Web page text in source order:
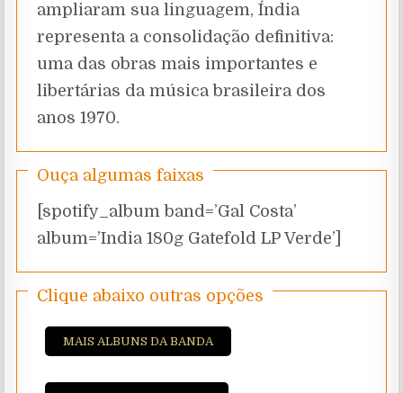
ampliaram sua linguagem, Índia
representa a consolidação definitiva:
uma das obras mais importantes e
libertárias da música brasileira dos
anos 1970.
Ouça algumas faixas
[spotify_album band=’Gal Costa’
album=’India 180g Gatefold LP Verde’]
Clique abaixo outras opções
MAIS ALBUNS DA BANDA